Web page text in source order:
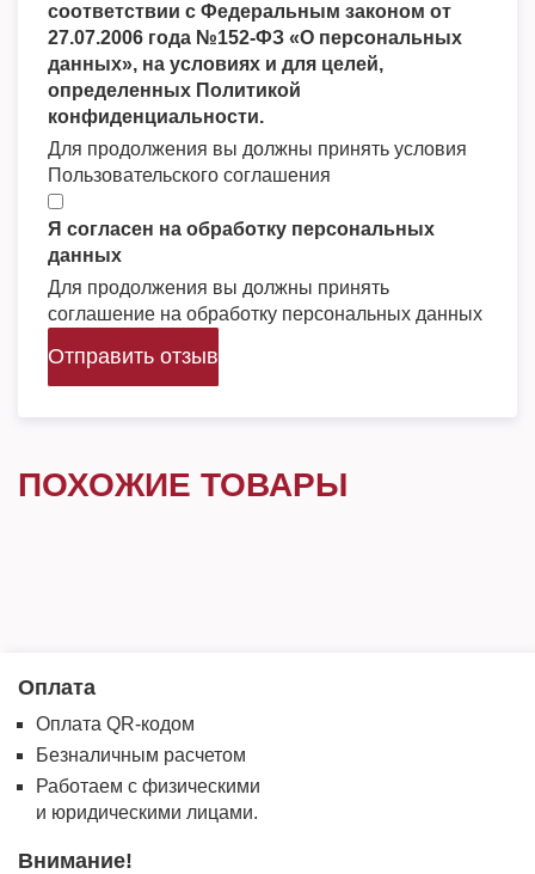
соответствии с Федеральным законом от
27.07.2006 года №152-ФЗ «О персональных
данных», на условиях и для целей,
определенных Политикой
конфиденциальности.
Для продолжения вы должны принять условия
Пользовательского соглашения
Я согласен на обработку персональных
данных
Для продолжения вы должны принять
соглашение на обработку персональных данных
Отправить отзыв
ПОХОЖИЕ ТОВАРЫ
Оплата
Оплата QR-кодом
Безналичным расчетом
Работаем с физическими
и юридическими лицами.
Внимание!